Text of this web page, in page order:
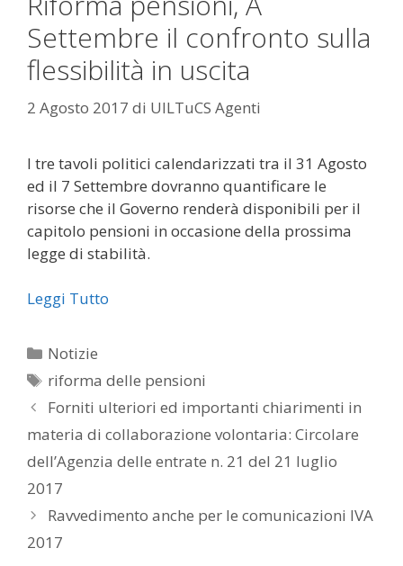
Settembre il confronto sulla
flessibilità in uscita
2 Agosto 2017 di UILTuCS Agenti
I tre tavoli politici calendarizzati tra il 31 Agosto
ed il 7 Settembre dovranno quantificare le
risorse che il Governo renderà disponibili per il
capitolo pensioni in occasione della prossima
legge di stabilità.
Leggi Tutto
Categorie
Notizie
Tag
riforma delle pensioni
Forniti ulteriori ed importanti chiarimenti in
materia di collaborazione volontaria: Circolare
dell’Agenzia delle entrate n. 21 del 21 luglio
2017
Ravvedimento anche per le comunicazioni IVA
2017